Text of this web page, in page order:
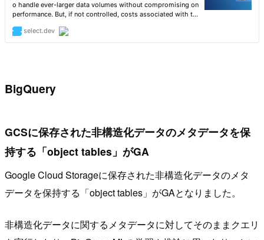
BigQuery
GCSに保存された非構造化データのメタデータを保
持する「object tables」がGA
Google Cloud Storageに保存された非構造化データのメタ
データを保持する「object tables」がGAとなりました。
非構造化データに関するメタデータに対してそのままクエリ